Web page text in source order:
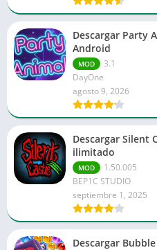
Descargar Party
Android
MOD
3.1
DayOne
agosto 9, 2026
Descargar Silent
ilimitado
MOD
1.50.005
BEP1C STUDIO
septiembre 1, 2025
Descargar